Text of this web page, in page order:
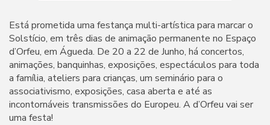
Está prometida uma festança multi-artística para marcar o
Solstício, em três dias de animação permanente no Espaço
d’Orfeu, em Águeda. De 20 a 22 de Junho, há concertos,
animações, banquinhas, exposições, espectáculos para toda
a família, ateliers para crianças, um seminário para o
associativismo, exposições, casa aberta e até as
incontornáveis transmissões do Europeu. A d’Orfeu vai ser
uma festa!